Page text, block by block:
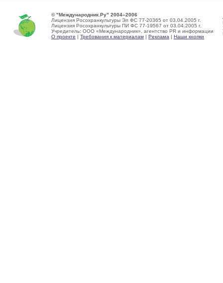
© "Международник.Ру" 2004–2006
Лицензия Росохранкультуры Эл ФС 77-20365 от 03.04.2005 г.
Лицензия Росохранкультуры ПИ ФС 77-19567 от 03.04.2005 г.
Учредитель: ООО «Международник», агентство PR и информации
О проекте | Требования к материалам | Реклама | Наши кнопки